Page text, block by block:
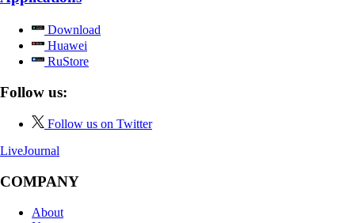
Download
Huawei
RuStore
Follow us:
Follow us on Twitter
LiveJournal
COMPANY
About